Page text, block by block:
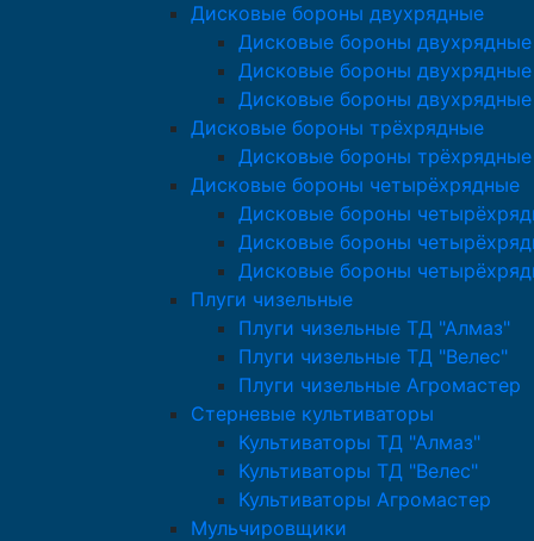
Дисковые бороны двухрядные
Дисковые бороны
Дисковые бороны
Дисковые бороны
Дисковые бороны трёхрядные
Дисковые бороны
Дисковые бороны четырёхрядные
Дисковые бороны
Дисковые бороны
Дисковые бороны
Плуги чизельные
Плуги чизельные ТД "Алмаз"
Плуги чизельные ТД "Велес"
Плуги чизельные Агромастер
Стерневые культиваторы
Культиваторы ТД "Алмаз"
Культиваторы ТД "Велес"
Культиваторы Агромастер
Мульчировщики